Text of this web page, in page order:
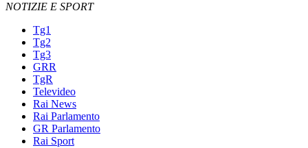
NOTIZIE E SPORT
Tg1
Tg2
Tg3
GRR
TgR
Televideo
Rai News
Rai Parlamento
GR Parlamento
Rai Sport